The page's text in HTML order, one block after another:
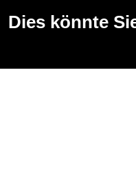
Dies könnte